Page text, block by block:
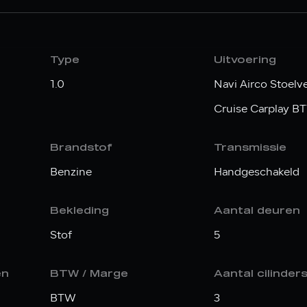
Type
1.0
Uitvoering
Navi Airco
Cruise Carplay
Brandstof
Benzine
Transmissie
Handgeschakeld
Bekleding
Stof
Aantal deuren
5
BTW / Marge
BTW
Aantal
3